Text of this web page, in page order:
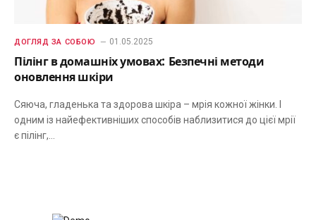
ДОГЛЯД ЗА СОБОЮ 01.05.2025
Пілінг в домашніх умовах: Безпечні методи
оновлення шкіри
Сяюча, гладенька та здорова шкіра – мрія кожної жінки. І
одним із найефективніших способів наблизитися до цієї мрії
є пілінг,…